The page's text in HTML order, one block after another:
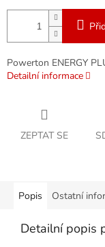
Powerton ENERGY
Detailní informace
ZEPTAT SE
Popis Ostatní
Detailní popis